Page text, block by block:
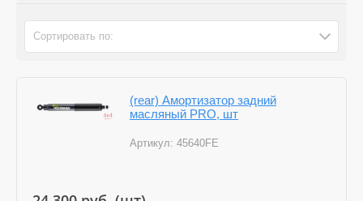
Сортировать по:
(rear) Амортизатор задний
масляный PRO, шт
Артикул: 45640FE